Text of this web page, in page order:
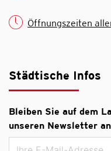
Öffnungszeiten
Städtische Infos
Bleiben Sie auf dem
unseren Newsletter